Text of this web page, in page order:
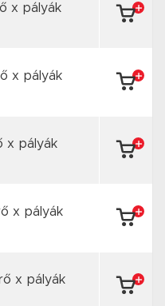
x pályák
x pályák
x pályák
x pályák
x pályák